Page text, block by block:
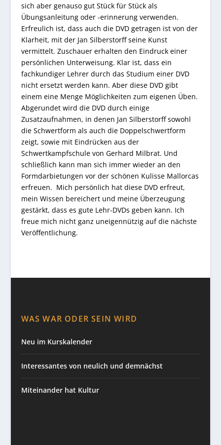
sich aber genauso gut Stück für Stück als
Übungsanleitung oder -erinnerung verwenden.
Erfreulich ist, dass auch die DVD getragen ist von der
Klarheit, mit der Jan Silberstorff seine Kunst
vermittelt. Zuschauer erhalten den Eindruck einer
persönlichen Unterweisung. Klar ist, dass ein
fachkundiger Lehrer durch das Studium einer DVD
nicht ersetzt werden kann. Aber diese DVD gibt
einem eine Menge Möglichkeiten zum eigenen Üben.
Abgerundet wird die DVD durch einige
Zusatzaufnahmen, in denen Jan Silberstorff sowohl
die Schwertform als auch die Doppelschwertform
zeigt, sowie mit Eindrücken aus der
Schwertkampfschule von Gerhard Milbrat. Und
schließlich kann man sich immer wieder an den
Formdarbietungen vor der schönen Kulisse Mallorcas
erfreuen. Mich persönlich hat diese DVD erfreut,
mein Wissen bereichert und meine Überzeugung
gestärkt, dass es gute Lehr-DVDs geben kann. Ich
freue mich nicht ganz uneigennützig auf die nächste
Veröffentlichung.
WAS WAR ODER SEIN WIRD
Neu im Kurskalender
Interessantes von neulich und demnächst
Miteinander hat Kultur